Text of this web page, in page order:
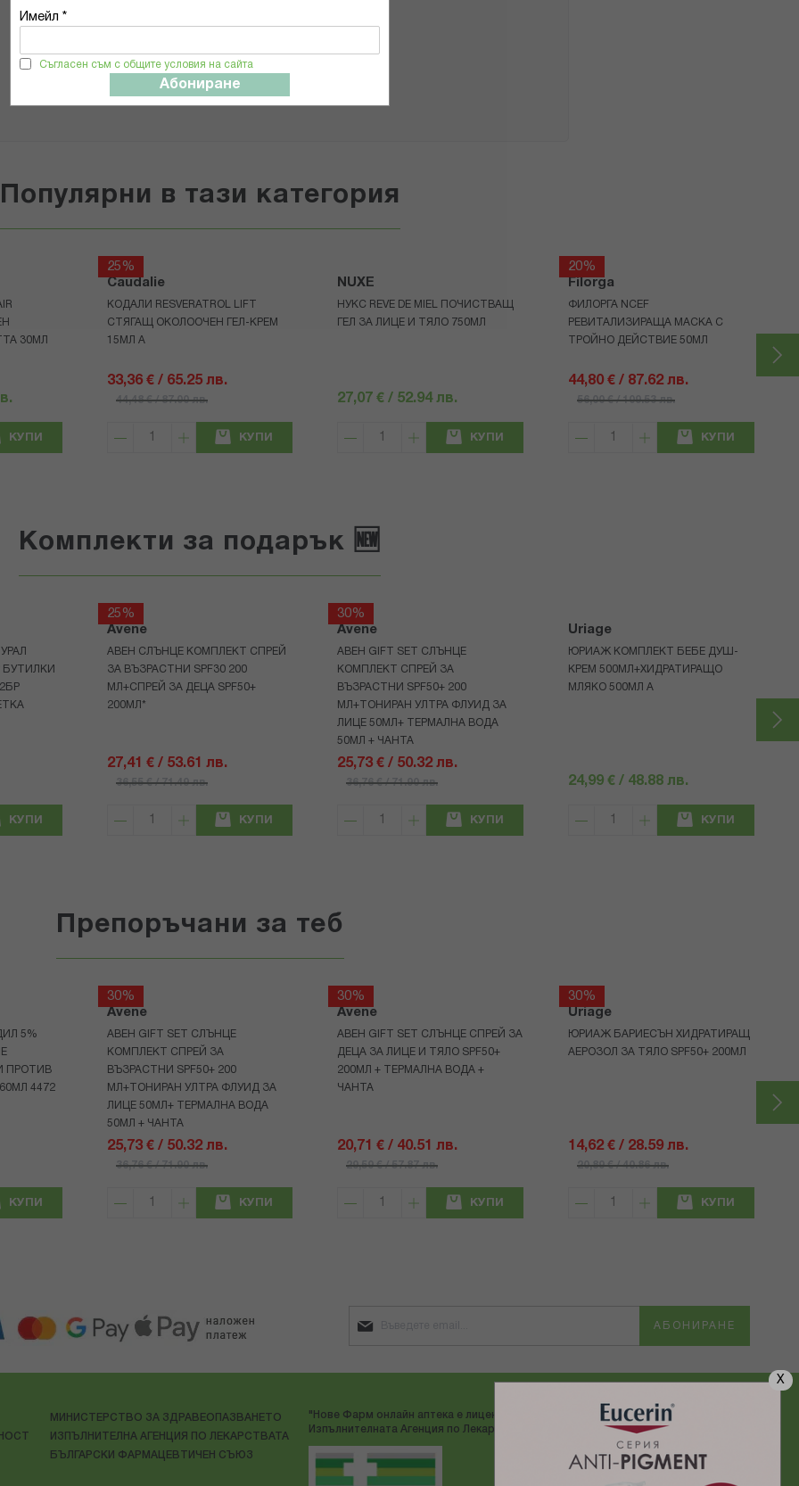
X
Имейл *
Съгласен съм с общите условия на сайта
Абониране
ИЗПРАТИ
Популярни в тази категория
30МЛ
КУПИ
25%
Caudalie
КОДАЛИ RESVERATROL LIFT
СТЯГАЩ ОКОЛООЧЕН ГЕЛ-КРЕМ
15МЛ А
33,36 € / 65.25 лв.
44,48 € / 87.00 лв.
КУПИ
NUXE
НУКС REVE DE MIEL ПОЧИСТВАЩ
ГЕЛ ЗА ЛИЦЕ И ТЯЛО 750МЛ
27,07 € / 52.94 лв.
КУПИ
20%
Filorga
ФИЛОРГА NCEF
РЕВИТАЛИЗИРАЩА МАСКА С
ТРОЙНО ДЕЙСТВИЕ 50МЛ
44,80 € / 87.62 лв.
56,00 € / 109.53 лв.
КУПИ
Комплекти за подарък 🆕
БУТИЛКИ
КУПИ
25%
Avene
АВЕН СЛЪНЦЕ КОМПЛЕКТ СПРЕЙ
ЗА ВЪЗРАСТНИ SPF30 200
МЛ+СПРЕЙ ЗА ДЕЦА SPF50+
200МЛ*
27,41 € / 53.61 лв.
36,55 € / 71.49 лв.
КУПИ
30%
Avene
АВЕН GIFT SET СЛЪНЦЕ
КОМПЛЕКТ СПРЕЙ ЗА
ВЪЗРАСТНИ SPF50+ 200
МЛ+ТОНИРАН УЛТРА ФЛУИД ЗА
ЛИЦЕ 50МЛ+ ТЕРМАЛНА ВОДА
50МЛ + ЧАНТА
25,73 € / 50.32 лв.
36,76 € / 71.90 лв.
КУПИ
Uriage
ЮРИАЖ КОМПЛЕКТ БЕБЕ ДУШ-
КРЕМ 500МЛ+ХИДРАТИРАЩО
МЛЯКО 500МЛ A
24,99 € / 48.88 лв.
КУПИ
Препоръчани за теб
5%
ПРОТИВ
4472
КУПИ
30%
Avene
АВЕН GIFT SET СЛЪНЦЕ
КОМПЛЕКТ СПРЕЙ ЗА
ВЪЗРАСТНИ SPF50+ 200
МЛ+ТОНИРАН УЛТРА ФЛУИД ЗА
ЛИЦЕ 50МЛ+ ТЕРМАЛНА ВОДА
50МЛ + ЧАНТА
25,73 € / 50.32 лв.
36,76 € / 71.90 лв.
КУПИ
30%
Avene
АВЕН GIFT SET СЛЪНЦЕ СПРЕЙ ЗА
ДЕЦА ЗА ЛИЦЕ И ТЯЛО SPF50+
200МЛ + ТЕРМАЛНА ВОДА +
ЧАНТА
20,71 € / 40.51 лв.
29,59 € / 57.87 лв.
КУПИ
30%
Uriage
ЮРИАЖ БАРИЕСЪН ХИДРАТИРАЩ
АЕРОЗОЛ ЗА ТЯЛО SPF50+ 200МЛ
14,62 € / 28.59 лв.
20,89 € / 40.86 лв.
КУПИ
АБОНИРАНЕ
МИНИСТЕРСТВО ЗА ЗДРАВЕОПАЗВАНЕТО
ИЗПЪЛНИТЕЛНА АГЕНЦИЯ ПО ЛЕКАРСТВАТА
БЪЛГАРСКИ ФАРМАЦЕВТИЧЕН СЪЮЗ
"Нове Фарм онлайн аптека е лицензирана от
Изпълнителната Агенция по Лекарствата"
ДОСТАВЯМЕ С: